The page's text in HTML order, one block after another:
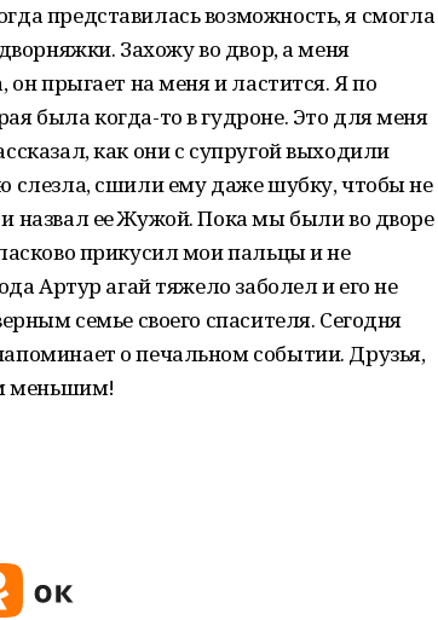
представилась возможность, я смогла
Захожу во двор, а меня
он прыгает на меня и ластится. Я по
была когда-то в гудроне. Это для меня
как они с супругой выходили
слезла, сшили ему даже шубку, чтобы не
назвал ее Жужой. Пока мы были во дворе
прикусил мои пальцы и не
Артур агай тяжело заболел и его не
семье своего спасителя. Сегодня
о печальном событии. Друзья,
меньшим!